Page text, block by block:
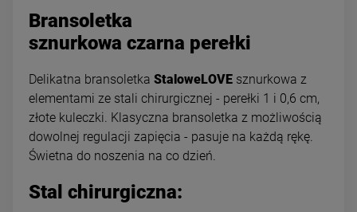
Bransoletka
sznurkowa czarna perełki
Delikatna bransoletka StaloweLOVE sznurkowa z
elementami ze stali chirurgicznej - perełki 1 i 0,6 cm,
złote kuleczki. Klasyczna bransoletka z możliwością
dowolnej regulacji zapięcia - pasuje na każdą rękę.
Świetna do noszenia na co dzień.
Stal chirurgiczna: